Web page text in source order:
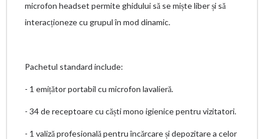
microfon headset permite ghidului să se miște liber și să
interacționeze cu grupul în mod dinamic.
Pachetul standard include:
- 1 emițător portabil cu microfon lavalieră.
- 34 de receptoare cu căști mono igienice pentru vizitatori.
- 1 valiză profesională pentru încărcare și depozitare a celor